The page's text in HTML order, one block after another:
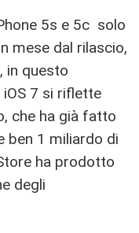
5s e 5c solo
mese dal rilascio,
in questo
7 si riflette
che ha già fatto
ben 1 miliardo di
ha prodotto
degli